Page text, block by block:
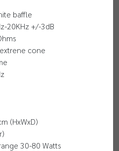
baffle
20KHz +/-3dB
cone
(HxWxD)
30-80 Watts